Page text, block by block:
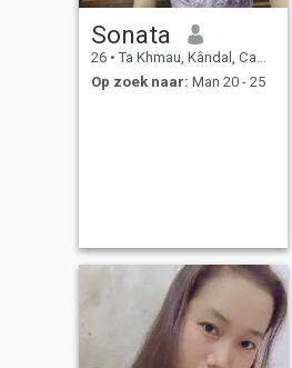
Sonata
26 • Ta Khmau, Kândal, Cambodja
Op zoek naar: Man 20 - 25